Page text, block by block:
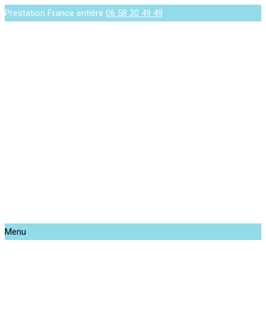
Prestation France entière 06 58 30 49 49
Menu